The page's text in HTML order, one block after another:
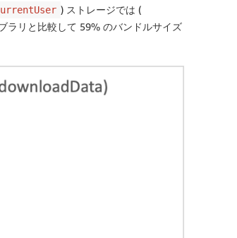
) ストレージでは (
ラリと比較して 59% のバンドルサイズ